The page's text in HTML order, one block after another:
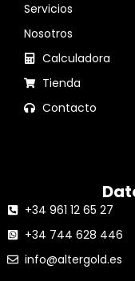
Servicios
Nosotros
Calculadora
Tienda
Contacto
+34 961 12 65 27
+34 744 628 446
info@altergold.es